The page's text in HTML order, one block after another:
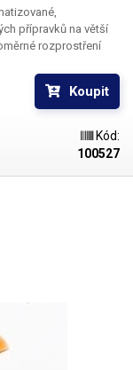
přípravků na větší
rozprostření
povrchy a
vlákny; proto
provedeních
Koupit
Kód:
100527